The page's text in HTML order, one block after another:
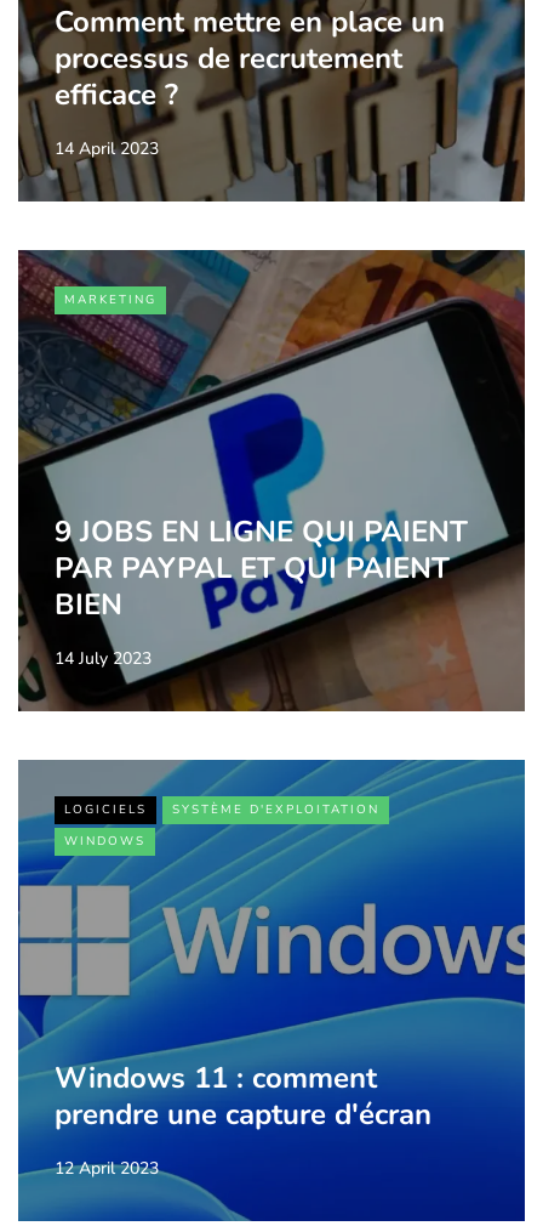
Comment mettre en place un
processus de recrutement
efficace ?
14 April 2023
MARKETING
9 JOBS EN LIGNE QUI PAIENT
PAR PAYPAL ET QUI PAIENT
BIEN
14 July 2023
LOGICIELS
SYSTÈME D'EXPLOITATION
WINDOWS
Windows 11 : comment
prendre une capture d'écran
12 April 2023